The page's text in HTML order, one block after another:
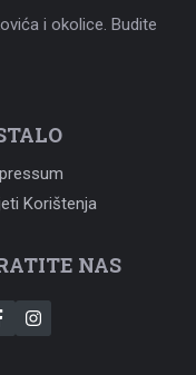
i okolice. Budite
Korištenja
NAS